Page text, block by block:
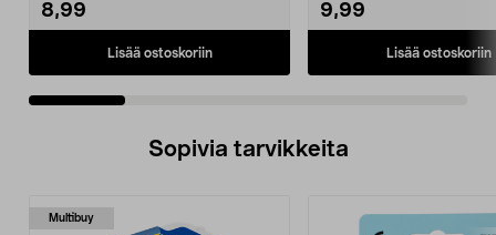
8,99
Lisää ostoskoriin
9,99
Lisää ostoskoriin
Sopivia tarvikkeita
Multibuy